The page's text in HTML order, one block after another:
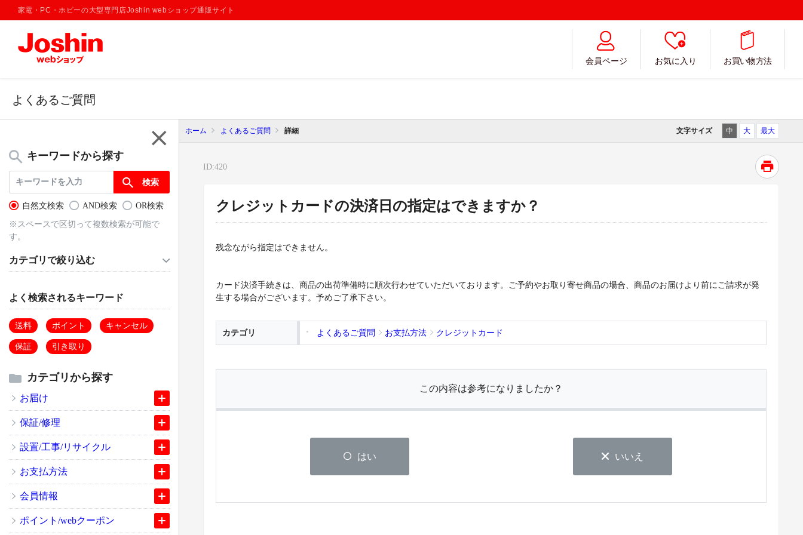
家電・PC・ホビーの大型専門店Joshin webショップ通販サイト
会員ページ お気に入り お買い物方法
よくあるご質問
キーワードから探す
自然文検索 AND検索 OR検索
※スペースで区切って複数検索が可能で
す。
カテゴリで絞り込む
よく検索されるキーワード
送料 ポイント キャンセル
保証 引き取り
カテゴリから探す
お届け
保証/修理
設置/工事/リサイクル
お支払方法
会員情報
ポイント/webクーポン
ホーム よくあるご質問 詳細 文字サイズ 中 大 最大
ID:420
クレジットカードの決済日の指定はできますか？
残念ながら指定はできません。
カード決済手続きは、商品の出荷準備時に順次行わせていただいております。ご予約やお取り寄せ商品の場合、商品のお届けより前にご請求が発
生する場合がございます。予めご了承下さい。
カテゴリ よくあるご質問 お支払方法 クレジットカード
この内容は参考になりましたか？
はい いいえ